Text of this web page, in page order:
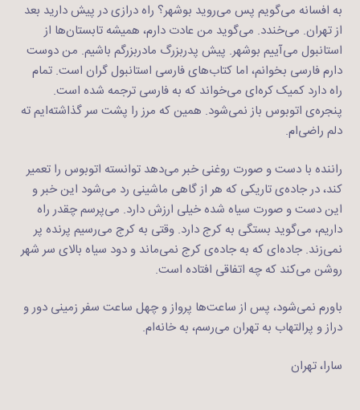
به افسانه می‌گویم پس می‌روید بوشهر؟ راه درازی در پیش دارید بعد
از تهران. می‌خندد. می‌گوید من عادت دارم، همیشه تابستان‌ها از
استانبول می‌آییم بوشهر. پیش پدربزرگ مادربزرگم باشیم. من دوست
دارم فارسی بخوانم، اما کتاب‌های فارسی استانبول گران است. تمام
راه دارد کمیک کره‌ای می‌خواند که به فارسی ترجمه شده است.
پنجره‌ی اتوبوس باز نمی‌شود. همین که مرز را پشت سر گذاشته‌ایم ته
دلم راضی‌ام.
راننده با دست و صورت روغنی خبر می‌دهد توانسته اتوبوس را تعمیر
کند، در جاده‌ی تاریکی که هر از گاهی ماشینی رد می‌شود این خبر و
این دست و صورت سیاه شده خیلی ارزش دارد. می‌پرسم چقدر راه
داریم، می‌گوید بستگی به کرج دارد. وقتی به کرج می‌رسیم پرنده پر
نمی‌زند. جاده‌ای که به جاده‌ی کرج نمی‌ماند و دود سیاه بالای سر شهر
روشن می‌کند که چه اتفاقی افتاده است.
باورم نمی‌شود، پس از ساعت‌ها پرواز و چهل ساعت سفر زمینی دور و
دراز و پرالتهاب به تهران می‌رسم، به خانه‌ام.
سارا، تهران